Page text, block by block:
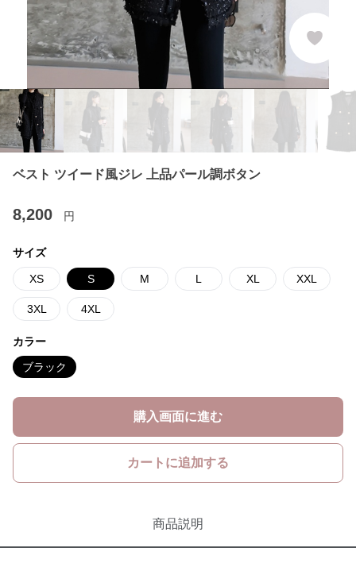
ベスト ツイード風ジレ 上品パール調ボタン
8,200 円
サイズ
XS S M L XL XXL
3XL 4XL
カラー
ブラック
購入画面に進む
カートに追加する
商品説明